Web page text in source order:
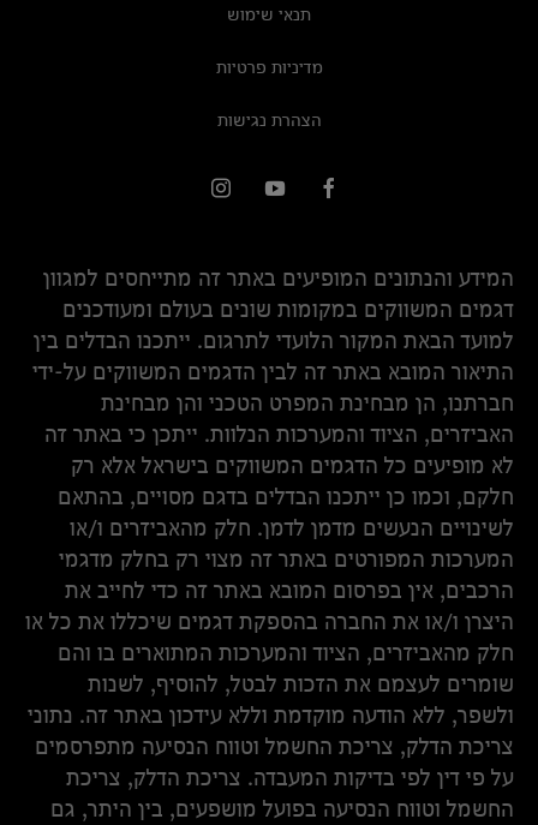
תנאי שימוש
מדיניות פרטיות
הצהרת נגישות
המידע והנתונים המופיעים באתר זה מתייחסים למגוון
דגמים המשווקים במקומות שונים בעולם ומעודכנים
למועד הבאת המקור הלועדי לתרגום. ייתכנו הבדלים בין
התיאור המובא באתר זה לבין הדגמים המשווקים על-ידי
חברתנו, הן מבחינת המפרט הטכני והן מבחינת
האביזרים, הציוד והמערכות הנלוות. ייתכן כי באתר זה
לא מופיעים כל הדגמים המשווקים בישראל אלא רק
חלקם, וכמו כן ייתכנו הבדלים בדגם מסויים, בהתאם
לשינויים הנעשים מדמן לדמן. חלק מהאביזרים ו/או
המערכות המפורטים באתר זה מצוי רק בחלק מדגמי
הרכבים, אין בפרסום המובא באתר זה כדי לחייב את
היצרן ו/או את החברה בהספקת דגמים שיכללו את כל או
חלק מהאביזרים, הציוד והמערכות המתוארים בו והם
שומרים לעצמם את הזכות לבטל, להוסיף, לשנות
ולשפר, ללא הודעה מוקדמת וללא עידכון באתר זה. נתוני
צריכת הדלק, צריכת החשמל וטווח הנסיעה מתפרסמים
על פי דין לפי בדיקות המעבדה. צריכת הדלק, צריכת
החשמל וטווח הנסיעה בפועל מושפעים, בין היתר, גם